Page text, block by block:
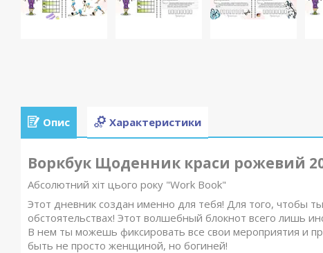
Опис Характеристики
Воркбук Щоденник краси рожевий
Абсолютний хіт цього року "Work Book"
Этот дневник создан именно для тебя! Для того, чтобы
обстоятельствах! Этот волшебный блокнот всего лишь
В нем ты можешь фиксировать все свои мероприятия и
быть не просто женщиной, но богиней!